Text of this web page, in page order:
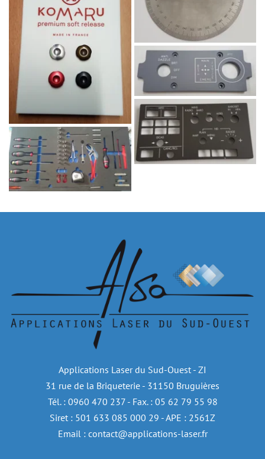
Applications Laser du Sud-Ouest - ZI
31 rue de la Briqueterie - 31150 Bruguières
Tél. : 0960 470 237 - Fax. : 05 62 79 55 98
Siret : 501 633 085 000 29 - APE : 2561Z
Email : contact@applications-laser.fr